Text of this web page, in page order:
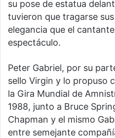
su pose de estatua
tuvieron que tragarse
elegancia que el
espectáculo.
Peter Gabriel, por su
sello Virgin y lo propuso
la Gira Mundial de
1988, junto a Bruce
Chapman y el mismo
entre semejante